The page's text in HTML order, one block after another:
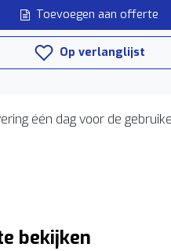
Toevoegen aan offerte
Op verlanglijst
één dag voor de
bekijken